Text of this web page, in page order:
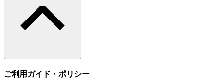
ご利用ガイド・ポリシー